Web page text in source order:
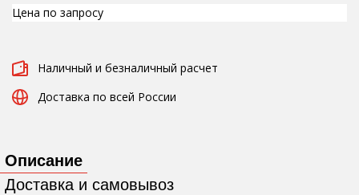
Цена по запросу
Наличный и безналичный расчет
Доставка по всей России
Описание
Доставка и самовывоз